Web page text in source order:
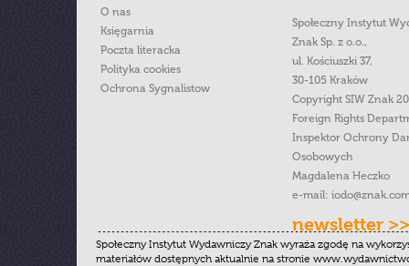
O nas
Księgarnia
Poczta literacka
Polityka cookies
Ochrona Sygnalistow
Społeczny Instytut
Znak Sp. z o.o.,
ul. Kościuszki 37,
30-105 Kraków
Copyright SIW Znak
Foreign Rights
Inspektor Ochrony
Osobowych
Magdalena Heczko
e-mail:
newsletter >>
Społeczny Instytut Wydawniczy Znak wyraża zgodę na
materiałów dostępnych aktualnie na stronie